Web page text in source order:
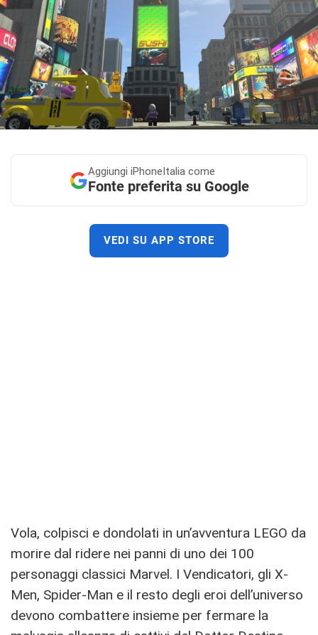
Aggiungi iPhoneItalia come
Fonte preferita su Google
VEDI SU APP STORE
Vola, colpisci e dondolati in un’avventura LEGO da
morire dal ridere nei panni di uno dei 100
personaggi classici Marvel. I Vendicatori, gli X-
Men, Spider-Man e il resto degli eroi dell’universo
devono combattere insieme per fermare la